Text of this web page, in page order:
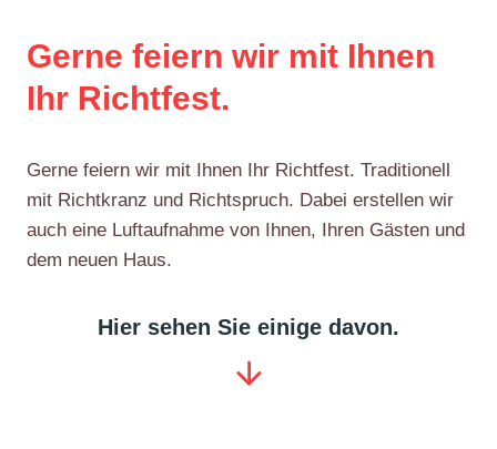
Gerne feiern wir mit Ihnen
Ihr Richtfest.
Gerne feiern wir mit Ihnen Ihr Richtfest. Traditionell
mit Richtkranz und Richtspruch. Dabei erstellen wir
auch eine Luftaufnahme von Ihnen, Ihren Gästen und
dem neuen Haus.
Hier sehen Sie einige davon.